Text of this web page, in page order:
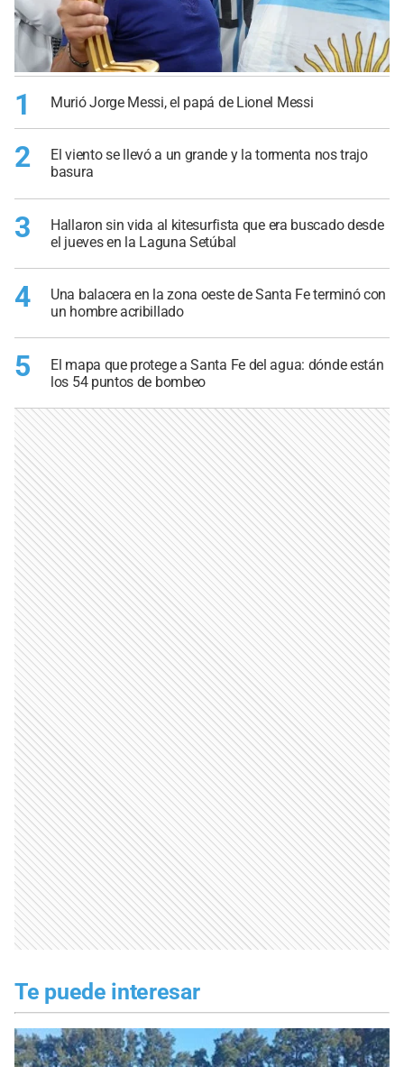
1 Murió Jorge Messi, el papá de Lionel Messi
2
El viento se llevó a un grande y la tormenta nos trajo
basura
3
Hallaron sin vida al kitesurfista que era buscado desde
el jueves en la Laguna Setúbal
4
Una balacera en la zona oeste de Santa Fe terminó con
un hombre acribillado
5
El mapa que protege a Santa Fe del agua: dónde están
los 54 puntos de bombeo
Te puede interesar